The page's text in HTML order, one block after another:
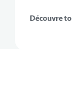
Découvre